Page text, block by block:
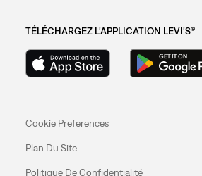
TÉLÉCHARGEZ L'APPLICATION LEVI'S®
Cookie Preferences
Plan Du Site
Politique De Confidentialité